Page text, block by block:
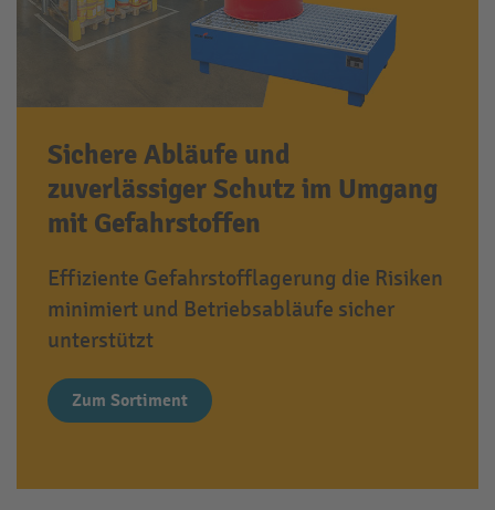
Sichere Abläufe und
zuverlässiger Schutz im Umgang
mit Gefahrstoffen
Effiziente Gefahrstofflagerung die Risiken
minimiert und Betriebsabläufe sicher
unterstützt
Zum Sortiment